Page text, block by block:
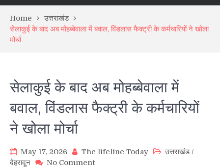
Home
उत्तराखंड
सेलाकुई के बाद अब मोहब्बेवाला में बवाल, विंडलास फैक्ट्री के कर्मचारियों ने खोला
मोर्चा
सेलाकुई के बाद अब मोहब्बेवाला में
बवाल, विंडलास फैक्ट्री के कर्मचारियों
ने खोला मोर्चा
May 17, 2026 The lifeline Today उत्तराखंड/
देहरादून
No Commenton